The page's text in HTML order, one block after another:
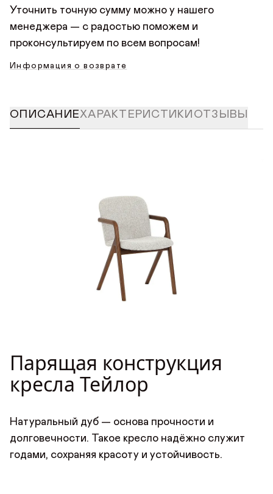
Уточнить точную сумму можно у нашего
менеджера — с радостью поможем и
проконсультируем по всем вопросам!
Информация о возврате
ОПИСАНИЕХАРАКТЕРИСТИКИ ОТЗЫВЫ
Парящая конструкция
кресла Тейлор
Натуральный дуб — основа прочности и
долговечности. Такое кресло надёжно служит
годами, сохраняя красоту и устойчивость.
АВТОРИЗАЦИЯ/
РЕГИСТРАЦИЯ
Авторизуйтесь или зарегистрируйтесь
ДОБРО ПОЖАЛОВАТЬ
ОСТАВИТЬ ОТЗЫВ
Имя КУПИТЬ В ОДИН КЛИК
Имя